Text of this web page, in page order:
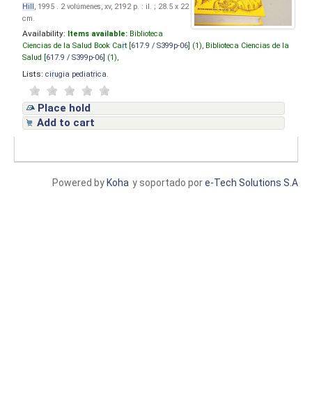
Hill, 1995 . 2 volúmenes, xv, 2192 p. : il. ; 28.5 x 22
cm.
Availability: Items available: Biblioteca
Ciencias de la Salud Book Cart [ 617.9 / S399p-06 ] (1), Biblioteca Ciencias de la
Salud [ 617.9 / S399p-06 ] (1),
Lists: cirugia pediatrica
Place hold
Add to cart
y soportado pore-Tech Solutions S.A
Powered by Koha